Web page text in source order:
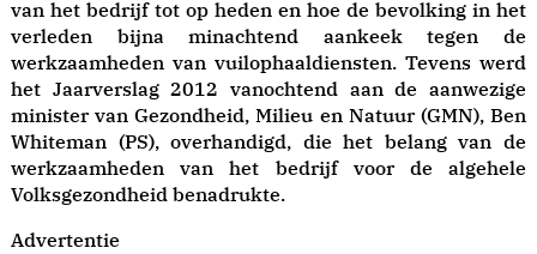
van het bedrijf tot op heden en hoe de bevolking in het
verleden bijna minachtend aankeek tegen de
werkzaamheden van vuilophaaldiensten. Tevens werd
het Jaarverslag 2012 vanochtend aan de aanwezige
minister van Gezondheid, Milieu en Natuur (GMN), Ben
Whiteman (PS), overhandigd, die het belang van de
werkzaamheden van het bedrijf voor de algehele
Volksgezondheid benadrukte.
Advertentie